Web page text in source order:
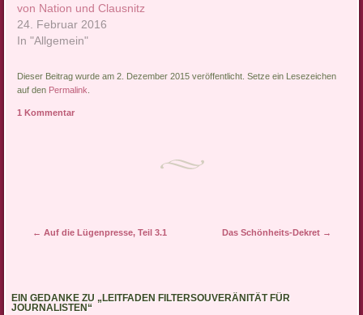
von Nation und Clausnitz
24. Februar 2016
In "Allgemein"
Dieser Beitrag wurde am 2. Dezember 2015 veröffentlicht. Setze ein Lesezeichen
auf den Permalink
1 Kommentar
Artikel-Navigation
← Auf die Lügenpresse, Teil 3.1 Das Schönheits-Dekret →
EIN GEDANKE ZU „ LEITFADEN FILTERSOUVERÄNITÄT FÜR
JOURNALISTEN “